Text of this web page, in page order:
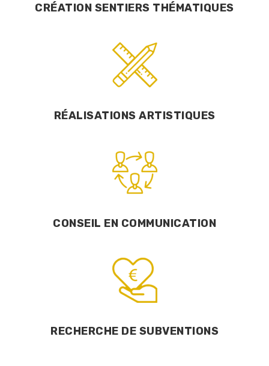
CRÉATION SENTIERS THÉMATIQUES
RÉALISATIONS ARTISTIQUES
CONSEIL EN COMMUNICATION
RECHERCHE DE SUBVENTIONS